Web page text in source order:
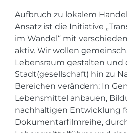
Aufbruch zu lokalem
Ansatz ist die Initiative
im Wandel“ mit
aktiv. Wir wollen
Lebensraum gestalten und
Stadt(gesellschaft) hin zu
Bereichen verändern: In
Lebensmittel anbauen,
nachhaltigen Entwicklung
Dokumentarfilmreihe,